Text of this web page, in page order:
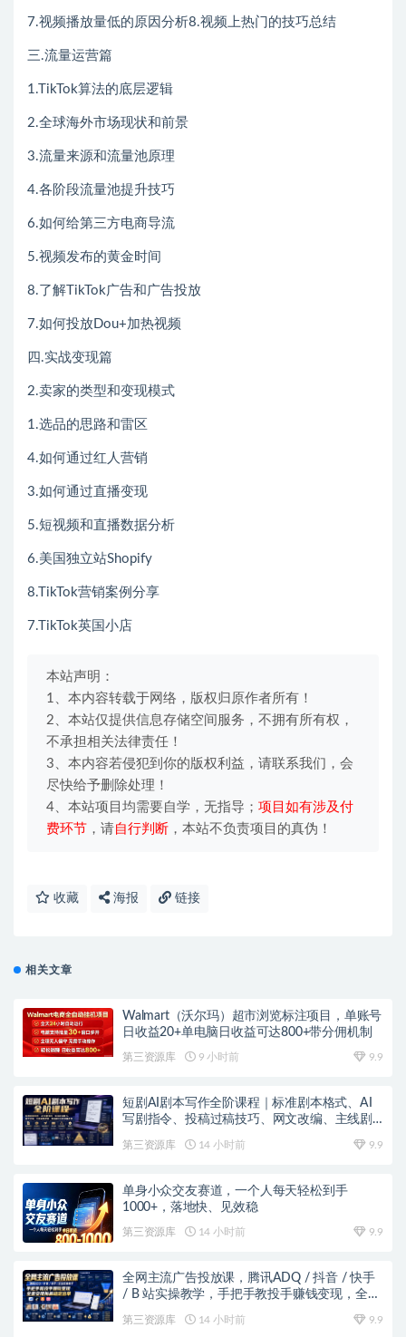
7.视频播放量低的原因分析8.视频上热门的技巧总结
三.流量运营篇
1.TikTok算法的底层逻辑
2.全球海外市场现状和前景
3.流量来源和流量池原理
4.各阶段流量池提升技巧
6.如何给第三方电商导流
5.视频发布的黄金时间
8.了解TikTok广告和广告投放
7.如何投放Dou+加热视频
四.实战变现篇
2.卖家的类型和变现模式
1.选品的思路和雷区
4.如何通过红人营销
3.如何通过直播变现
5.短视频和直播数据分析
6.美国独立站Shopify
8.TikTok营销案例分享
7.TikTok英国小店
本站声明：
1、本内容转载于网络，版权归原作者所有！
2、本站仅提供信息存储空间服务，不拥有所有权，
不承担相关法律责任！
3、本内容若侵犯到你的版权利益，请联系我们，会
尽快给予删除处理！
4、本站项目均需要自学，无指导； 项目如有涉及付
费环节 ，请自行判断 ，本站不负责项目的真伪！
收藏 海报 链接
相关文章
Walmart（沃尔玛）超市浏览标注项目，单账号
日收益20+单电脑日收益可达800+带分佣机制
第三资源库 9 小时前 9.9
短剧AI剧本写作全阶课程｜标准剧本格式、AI
写剧指令、投稿过稿技巧、网文改编、主线剧
第三资源库 14 小时前 9.9
单身小众交友赛道，一个人每天轻松到手
1000+，落地快、见效稳
第三资源库 14 小时前 9.9
全网主流广告投放课，腾讯ADQ / 抖音 / 快手
/ B 站实操教学，手把手教投手赚钱变现，全套
第三资源库 14 小时前 9.9